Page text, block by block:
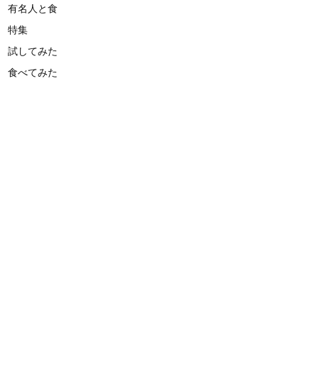
有名人と食
特集
試してみた
食べてみた